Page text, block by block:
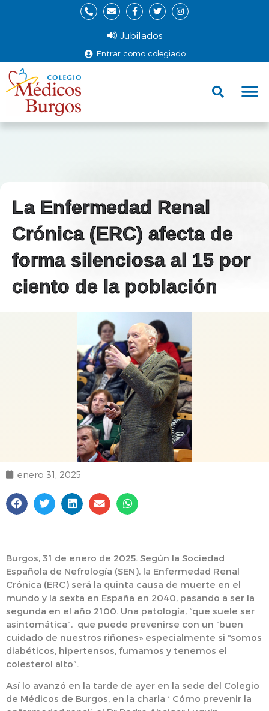
Entrar como colegiado
Jubilados
La Enfermedad Renal
Crónica (ERC) afecta de
forma silenciosa al 15 por
ciento de la población
enero 31, 2025
Burgos, 31 de enero de 2025. Según la Sociedad
Española de Nefrología (SEN), la Enfermedad Renal
Crónica (ERC) será la quinta causa de muerte en el
mundo y la sexta en España en 2040, pasando a ser la
segunda en el año 2100. Una patología, “que suele ser
asintomática”, que puede prevenirse con un “buen
cuidado de nuestros riñones» especialmente si “somos
diabéticos, hipertensos, fumamos y tenemos el
colesterol alto”.
Así lo avanzó en la tarde de ayer en la sede del Colegio
de Médicos de Burgos, en la charla ‘ Cómo prevenir la